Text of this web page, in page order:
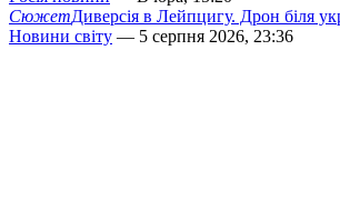
СюжетДиверсія в Лейпцигу. Дрон біля
Новини світу — 5 серпня 2026, 23:36